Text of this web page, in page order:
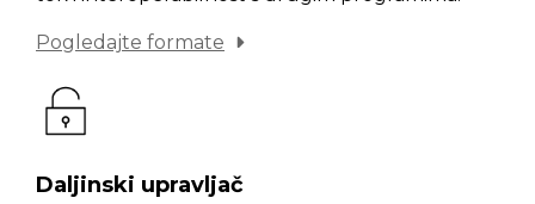
Pogledajte formate
Daljinski upravljač